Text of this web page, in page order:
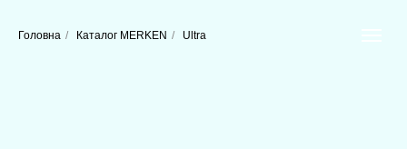
Головна / Каталог MERKEN / Ultra